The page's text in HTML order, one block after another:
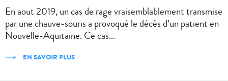
En aout 2019, un cas de rage vraisemblablement transmise
par une chauve-souris a provoqué le décès d’un patient en
Nouvelle-Aquitaine. Ce cas...
EN SAVOIR PLUS